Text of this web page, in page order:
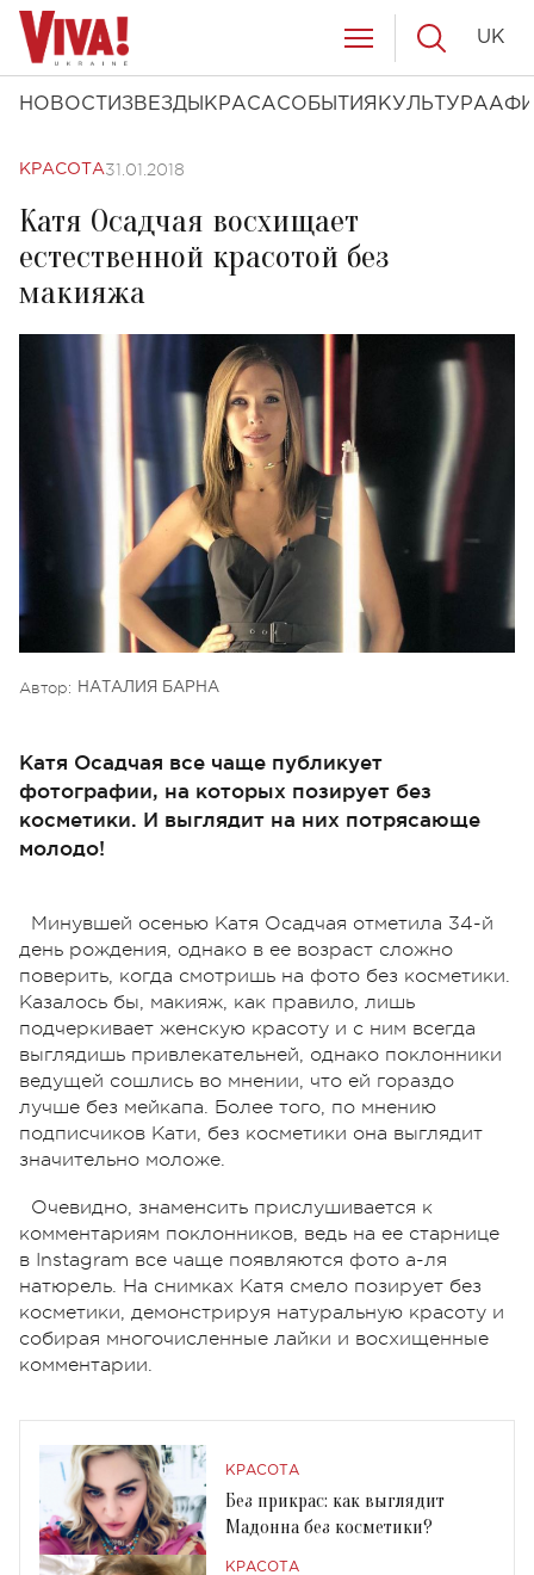
НОВОСТИ ЗВЕЗДЫ КРАСАСОБЫТИЯ КУЛЬТУРА
UK
КРАСОТА31.01.2018
Катя Осадчая восхищает
естественной красотой без
макияжа
Автор: НАТАЛИЯ БАРНА
Катя Осадчая все чаще публикует
фотографии, на которых позирует без
косметики. И выглядит на них потрясающе
молодо!
Минувшей осенью Катя Осадчая отметила 34-й
день рождения, однако в ее возраст сложно
поверить, когда смотришь на фото без косметики.
Казалось бы, макияж, как правило, лишь
подчеркивает женскую красоту и с ним всегда
выглядишь привлекательней, однако поклонники
ведущей сошлись во мнении, что ей гораздо
лучше без мейкапа. Более того, по мнению
подписчиков Кати, без косметики она выглядит
значительно моложе.
Очевидно, знаменсить прислушивается к
комментариям поклонников, ведь на ее старнице
в Instagram все чаще появляются фото а-ля
натюрель. На снимках Катя смело позирует без
косметики, демонстрируя натуральную красоту и
собирая многочисленные лайки и восхищенные
комментарии.
КРАСОТА
Без прикрас: как выглядит
Мадонна без косметики?
КРАСОТА